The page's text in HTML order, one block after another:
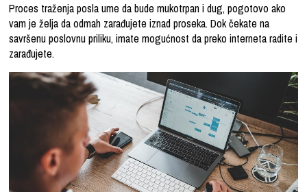
Proces traženja posla ume da bude mukotrpan i dug, pogotovo ako
vam je želja da odmah zarađujete iznad proseka. Dok čekate na
savršenu poslovnu priliku, imate mogućnost da preko interneta radite i
zarađujete.